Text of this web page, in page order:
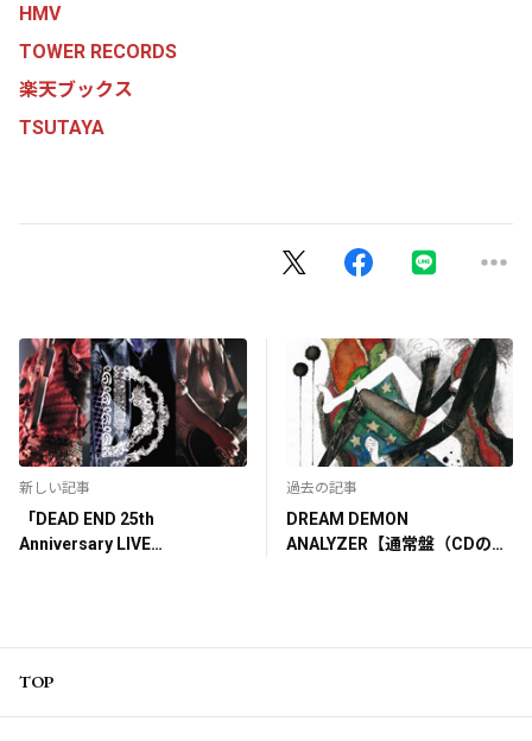
HMV
TOWER RECORDS
楽天ブックス
TSUTAYA
新しい記事
「DEAD END 25th
Anniversary LIVE
過去の記事
DREAM DEMON
ANALYZER【通常盤（CDの
TOP